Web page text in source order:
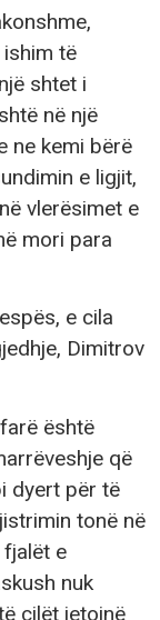
të
shtet i
në një
ne kemi bërë
e ligjit,
vlerësimet e
mori para
e cila
Dimitrov
është
që
dyert për të
tonë në
e
nuk
cilët jetojnë